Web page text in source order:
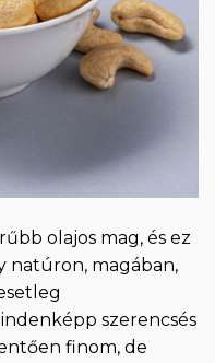
olajos mag, és ez
natúron, magában,
szerencsés
finom, de